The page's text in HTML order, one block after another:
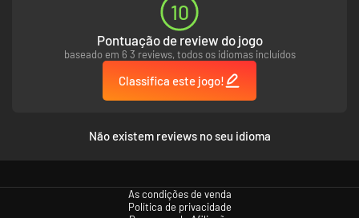
10
Pontuação de review do jogo
baseado em 6 3 reviews, todos os idiomas incluídos
Classifica este jogo!
Não existem reviews no seu idioma
As condições de venda
Política de privacidade